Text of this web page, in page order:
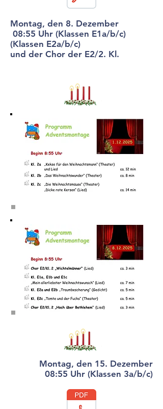
Montag, den 8. Dezember
08:55 Uhr (Klassen E1a/b/c)
(Klassen E2a/b/c)
und der Chor der E2/2. Kl.
Montag, den 15. Dezember
08:55 Uhr (Klassen 3a/b/c)